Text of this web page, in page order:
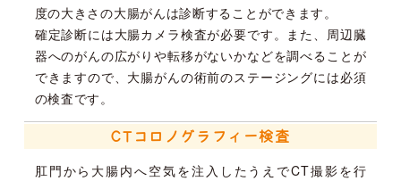
度の大きさの大腸がんは診断することができます。
確定診断には大腸カメラ検査が必要です。また、周辺臓
器へのがんの広がりや転移がないかなどを調べることが
できますので、大腸がんの術前のステージングには必須
の検査です。
CTコロノグラフィー検査
肛門から大腸内へ空気を注入したうえでCT撮影を行